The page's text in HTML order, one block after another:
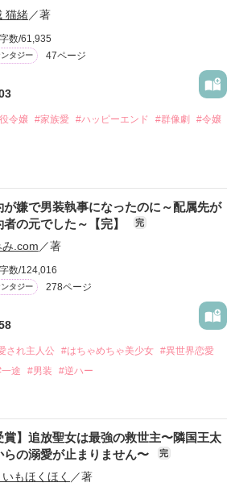
猫緒／著
数/61,935
タジー 47ページ
令嬢 #家族愛 #ハッピーエンド #群像劇
#令嬢
パパの愛娘になりました』
ます。
ぶもの』を
のごちそう』を
作品を読む
が嫌で男装執事になったのに～配属先が
者の元でした～【完】
完
.com ／著
数/124,016
タジー 278ページ
され主人公 #はちゃめちゃ美少女 #異世界恋愛
途 #男装 #逆ハー
ピーファンタジー／
賞】追放聖女は最強の救世主〜隣国王太
らの溺愛が止まりません〜
完
もほくほく ／著